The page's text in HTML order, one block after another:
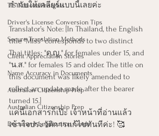
TIS National Insights
Driver's License Conversion Tips
Secure Translation Methods
Client Appreciation Stories
Name Accuracy in Documents
Australian Citizenship Prep
Australian Citizenship Prep
Document Legalization Guide
กำกับให้เคลียร์แบบนี้เลยค่ะ
Translator’s Note: [In Thailand, the English
title "Miss" corresponds to two distinct
Thai titles: "ด.ญ." for females under 15, and
"น.ส." for females 15 and older. The title on
this document was likely amended to
reflect an update made after the bearer
turned 15.]
แค่นี้เอกสารก็เป๊ะ เจ้าหน้าที่อ่านแล้ว
เข้าใจประวัติการแก้ไขทันทีค่ะ! 🥰